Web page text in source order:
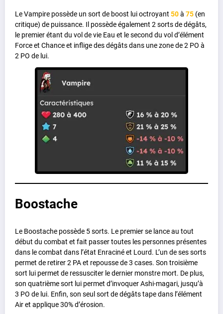
Le Vampire possède un sort de boost lui octroyant 50à 75 (en
critique) de puissance. Il possède également 2 sorts de dégâts,
le premier étant du vol de vie Eau et le second du vol d’élément
Force et Chance et inflige des dégâts dans une zone de 2 PO à
2 PO de lui.
Boostache
Le Boostache possède 5 sorts. Le premier se lance au tout
début du combat et fait passer toutes les personnes présentes
dans le combat dans l’état Enraciné et Lourd. L’un de ses sorts
permet de retirer 2 PA et repousse de 3 cases. Son troisième
sort lui permet de ressusciter le dernier monstre mort. De plus,
son quatrième sort lui permet d’invoquer Ashi-magari, jusqu’à
3 PO de lui. Enfin, son seul sort de dégâts tape dans l’élément
Air et applique 30% d’érosion.